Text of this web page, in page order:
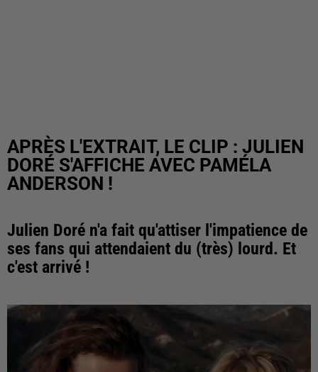
APRÈS L'EXTRAIT, LE CLIP : JULIEN
DORÉ S'AFFICHE AVEC PAMÉLA
ANDERSON !
Julien Doré n'a fait qu'attiser l'impatience de
ses fans qui attendaient du (très) lourd. Et
c'est arrivé !